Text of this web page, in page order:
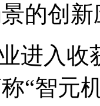
的创新
进入
“智元